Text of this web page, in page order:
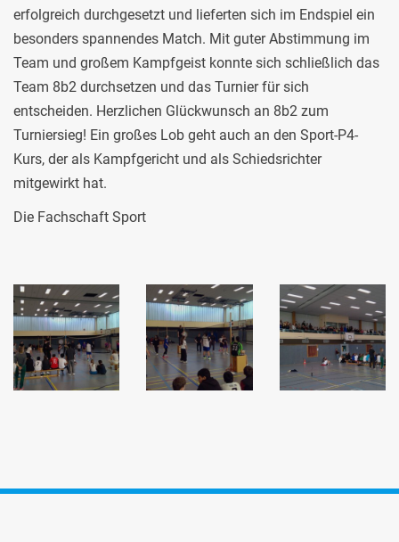
erfolgreich durchgesetzt und lieferten sich im Endspiel ein
besonders spannendes Match. Mit guter Abstimmung im
Team und großem Kampfgeist konnte sich schließlich das
Team 8b2 durchsetzen und das Turnier für sich
entscheiden. Herzlichen Glückwunsch an 8b2 zum
Turniersieg! Ein großes Lob geht auch an den Sport-P4-
Kurs, der als Kampfgericht und als Schiedsrichter
mitgewirkt hat.
Die Fachschaft Sport